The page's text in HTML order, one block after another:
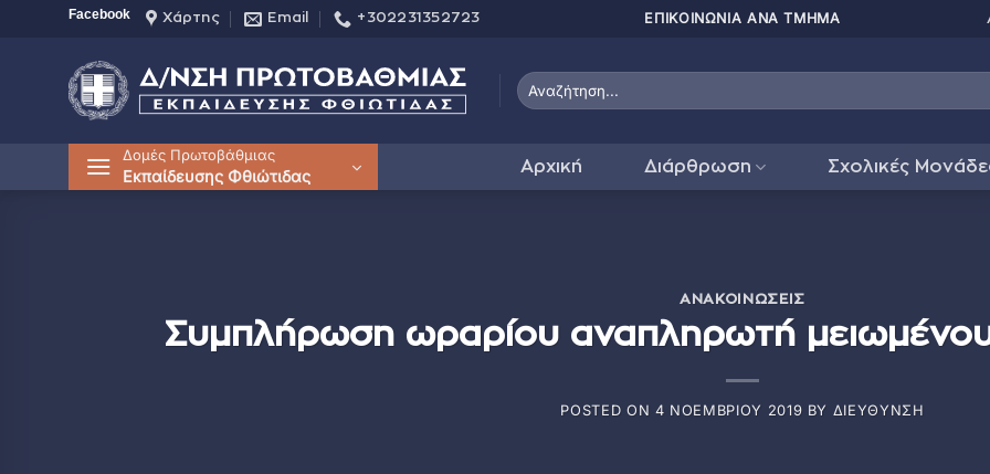
Μετάβαση
περιεχόμενο
Facebook Χάρτης Email +302231352723 ΠΑΤΗΣΤΕ ΕΔΩ ΓΙΑ
Δομές Πρωτοβάθμιας
Εκπαίδευσης Φθιώτιδας Αρχική Διάρθρωση Σχολικές
ΑΝΑΚΟΙΝΏΣΕΙΣ
Συμπλήρωση ωραρίου αναπληρωτή
POSTED ON 4 ΝΟΕΜΒΡΊΟΥ 2019 BY ΔΙΕΎΘΥΝΣΗ